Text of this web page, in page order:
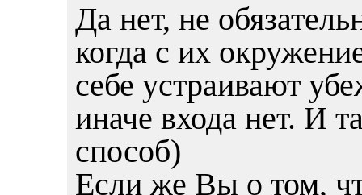
Да нет, не
когда с их
себе устраивают
иначе входа нет. И
способ)
Если же Вы о том,